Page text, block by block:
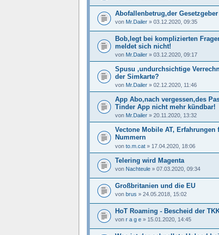
Abofallenbetrug,der
von Mr.Dailer » 03.12.2020, 09:35
Bob,legt bei komplizierten
meldet sich nicht!
von Mr.Dailer » 03.12.2020, 09:17
Spusu ,undurchsichtige
der Simkarte?
von Mr.Dailer » 02.12.2020, 11:46
App Abo,nach vergessen,des
Tinder App nicht mehr kündbar!
von Mr.Dailer » 20.11.2020, 13:32
Vectone Mobile AT,
Nummern
von to.m.cat » 17.04.2020, 18:06
Telering wird Magenta
von Nachteule » 07.03.2020, 09:34
Großbritanien und die EU
von brus » 24.05.2018, 15:02
HoT Roaming - Bescheid der
von r a g e » 15.01.2020, 14:45